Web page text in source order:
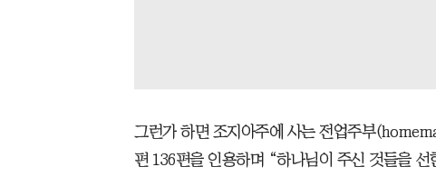
그런가 하면 조지아주에 사는 전업주부
편 136편을 인용하며 “하나님이 주신 것들을